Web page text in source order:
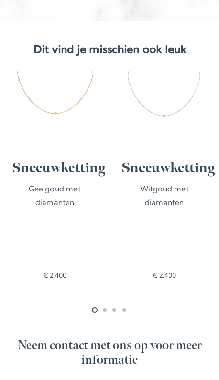
Dit vind je misschien ook leuk
Sneeuwketting
Geelgoud met
diamanten
€ 2.400
Sneeuwketting
Witgoud met
diamanten
€ 2.400
Neem contact met ons op voor meer
informatie